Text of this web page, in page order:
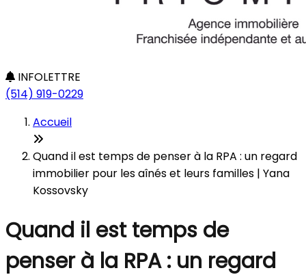
INFOLETTRE
(514) 919-0229
Accueil
Quand il est temps de penser à la RPA : un regard
immobilier pour les aînés et leurs familles | Yana
Kossovsky
Quand il est temps de
penser à la RPA : un regard